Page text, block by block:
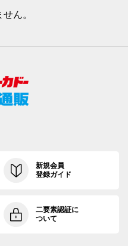
ん。
新規会員
登録ガイド
二要素認証に
ついて